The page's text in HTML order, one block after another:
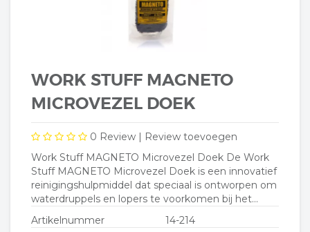
WORK STUFF MAGNETO
MICROVEZEL DOEK
0 Review | Review toevoegen
Work Stuff MAGNETO Microvezel Doek De Work
Stuff MAGNETO Microvezel Doek is een innovatief
reinigingshulpmiddel dat speciaal is ontworpen om
waterdruppels en lopers te voorkomen bij het...
Artikelnummer
14-214